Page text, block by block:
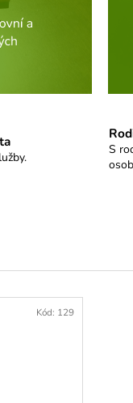
S
Kód: 129